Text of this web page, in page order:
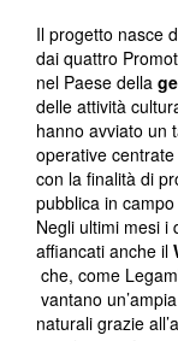
Il progetto nasce
dai quattro
nel Paese della
delle attività
hanno avviato un
operative
con la finalità di
pubblica in
Negli ultimi mesi i
affiancati anche il
che, come
vantano
naturali grazie